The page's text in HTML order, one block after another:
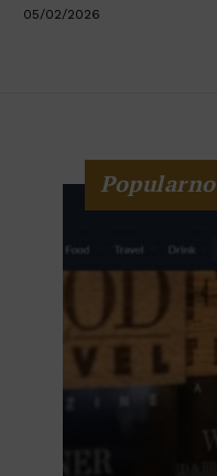
05/02/2026
Popularno